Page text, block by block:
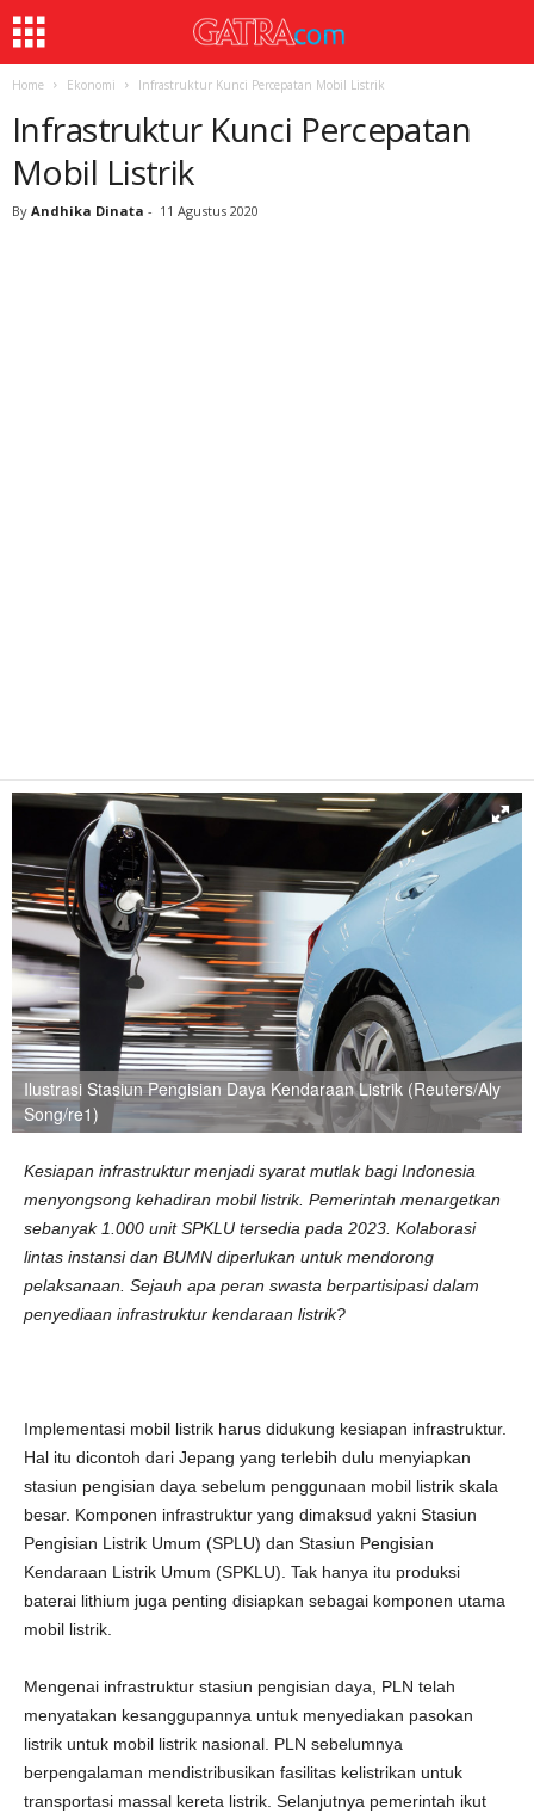
Home Ekonomi Infrastruktur Kunci Percepatan Mobil Listrik
Infrastruktur Kunci Percepatan
Mobil Listrik
By Andhika Dinata - 11 Agustus 2020
Ilustrasi Stasiun Pengisian Daya Kendaraan Listrik (Reuters/Aly
Song/re1)
Kesiapan infrastruktur menjadi syarat mutlak bagi Indonesia
menyongsong kehadiran mobil listrik. Pemerintah menargetkan
sebanyak 1.000 unit SPKLU tersedia pada 2023. Kolaborasi
lintas instansi dan BUMN diperlukan untuk mendorong
pelaksanaan. Sejauh apa peran swasta berpartisipasi dalam
penyediaan infrastruktur kendaraan listrik?
Implementasi mobil listrik harus didukung kesiapan infrastruktur.
Hal itu dicontoh dari Jepang yang terlebih dulu menyiapkan
stasiun pengisian daya sebelum penggunaan mobil listrik skala
besar. Komponen infrastruktur yang dimaksud yakni Stasiun
Pengisian Listrik Umum (SPLU) dan Stasiun Pengisian
Kendaraan Listrik Umum (SPKLU). Tak hanya itu produksi
baterai lithium juga penting disiapkan sebagai komponen utama
mobil listrik.
Mengenai infrastruktur stasiun pengisian daya, PLN telah
menyatakan kesanggupannya untuk menyediakan pasokan
listrik untuk mobil listrik nasional. PLN sebelumnya
berpengalaman mendistribusikan fasilitas kelistrikan untuk
transportasi massal kereta listrik. Selanjutnya pemerintah ikut